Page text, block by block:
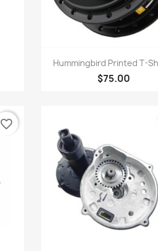
快速查看
Hummingbird Printed T-
$75.00
favorite_border